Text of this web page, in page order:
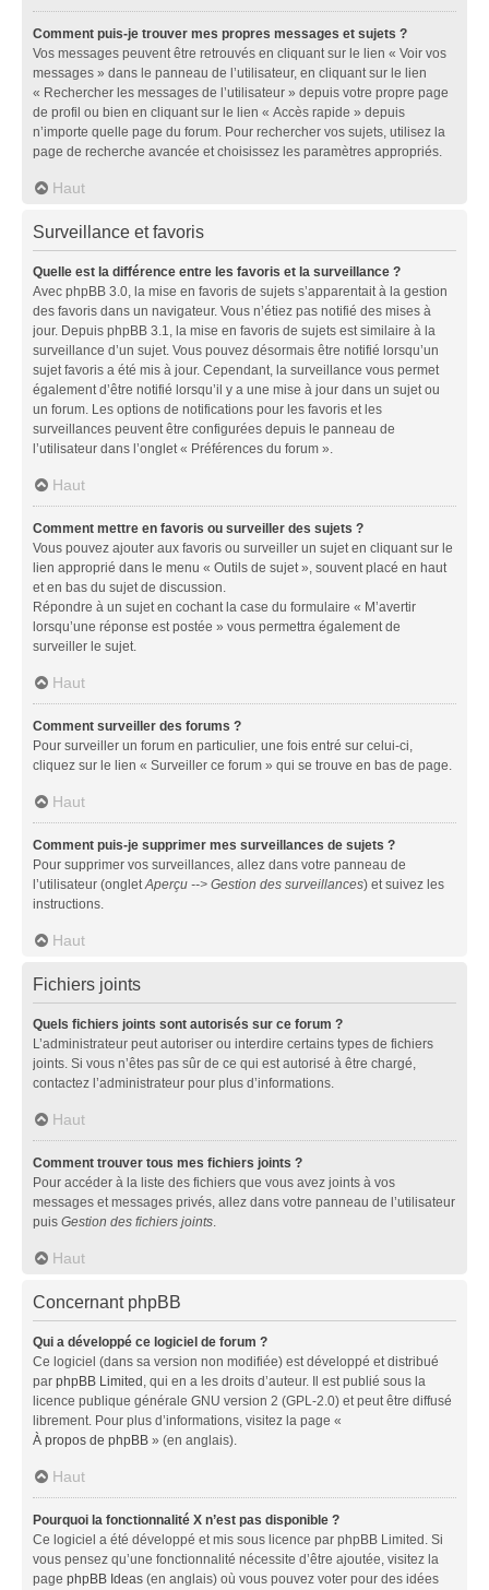
Comment puis-je trouver mes propres messages et sujets ?
Vos messages peuvent être retrouvés en cliquant sur le lien « Voir vos
messages » dans le panneau de l’utilisateur, en cliquant sur le lien
« Rechercher les messages de l’utilisateur » depuis votre propre page
de profil ou bien en cliquant sur le lien « Accès rapide » depuis
n’importe quelle page du forum. Pour rechercher vos sujets, utilisez la
page de recherche avancée et choisissez les paramètres appropriés.
Haut
Surveillance et favoris
Quelle est la différence entre les favoris et la surveillance ?
Avec phpBB 3.0, la mise en favoris de sujets s’apparentait à la gestion
des favoris dans un navigateur. Vous n’étiez pas notifié des mises à
jour. Depuis phpBB 3.1, la mise en favoris de sujets est similaire à la
surveillance d’un sujet. Vous pouvez désormais être notifié lorsqu’un
sujet favoris a été mis à jour. Cependant, la surveillance vous permet
également d’être notifié lorsqu’il y a une mise à jour dans un sujet ou
un forum. Les options de notifications pour les favoris et les
surveillances peuvent être configurées depuis le panneau de
l’utilisateur dans l’onglet « Préférences du forum ».
Haut
Comment mettre en favoris ou surveiller des sujets ?
Vous pouvez ajouter aux favoris ou surveiller un sujet en cliquant sur le
lien approprié dans le menu « Outils de sujet », souvent placé en haut
et en bas du sujet de discussion.
Répondre à un sujet en cochant la case du formulaire « M’avertir
lorsqu’une réponse est postée » vous permettra également de
surveiller le sujet.
Haut
Comment surveiller des forums ?
Pour surveiller un forum en particulier, une fois entré sur celui-ci,
cliquez sur le lien « Surveiller ce forum » qui se trouve en bas de page.
Haut
Comment puis-je supprimer mes surveillances de sujets ?
Pour supprimer vos surveillances, allez dans votre panneau de
l’utilisateur (ongletAperçu --> Gestion des surveillances) et suivez les
instructions.
Haut
Fichiers joints
Quels fichiers joints sont autorisés sur ce forum ?
L’administrateur peut autoriser ou interdire certains types de fichiers
joints. Si vous n’êtes pas sûr de ce qui est autorisé à être chargé,
contactez l’administrateur pour plus d’informations.
Haut
Comment trouver tous mes fichiers joints ?
Pour accéder à la liste des fichiers que vous avez joints à vos
messages et messages privés, allez dans votre panneau de l’utilisateur
puis Gestion des fichiers joints.
Haut
Concernant phpBB
Qui a développé ce logiciel de forum ?
Ce logiciel (dans sa version non modifiée) est développé et distribué
par phpBB Limited, qui en a les droits d’auteur. Il est publié sous la
licence publique générale GNU version 2 (GPL-2.0) et peut être diffusé
librement. Pour plus d’informations, visitez la page «
À propos de phpBB » (en anglais).
Haut
Pourquoi la fonctionnalité X n’est pas disponible ?
Ce logiciel a été développé et mis sous licence par phpBB Limited. Si
vous pensez qu’une fonctionnalité nécessite d’être ajoutée, visitez la
page phpBB Ideas (en anglais) où vous pouvez voter pour des idées